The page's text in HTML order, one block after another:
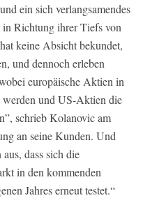
ein sich verlangsamendes
Richtung ihrer Tiefs von
keine Absicht bekundet,
und dennoch erleben
europäische Aktien in
und US-Aktien die
schrieb Kolanovic am
an seine Kunden. Und
dass sich die
in den kommenden
Jahres erneut testet.“